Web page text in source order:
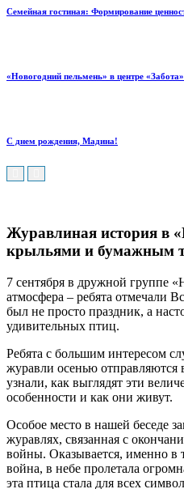
Семейная гостиная: Формирование
«Новогодний пельмень» в центре
С днем рождения, Мадина!
Журавлиная история в
крыльями и бумажным
7 сентября в дружной группе
атмосфера – ребята отмечали
был не просто праздник, а
удивительных птиц.
Ребята с большим интересом
журавли осенью отправляются
узнали, как выглядят эти
особенности и как они живут.
Особое место в нашей беседе
журавлях, связанная с
войны. Оказывается, именно в
война, в небе пролетала
эта птица стала для всех